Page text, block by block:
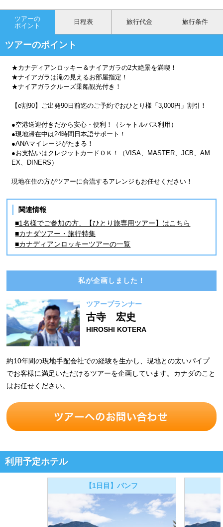
ツアーの
ポイント
日程表 旅行代金 旅行条件
ツアーのポイント
★カナディアンロッキー＆ナイアガラの2大絶景を満喫！
★ナイアガラは滝の見えるお部屋指定！
★ナイアガラクルーズ乗船観光付き！
【e割90】ご出発90日前迄のご予約でおひとり様「3,000円」割引！
●空港送迎付きだから安心・便利！（シャトルバス利用）
●現地滞在中は24時間日本語サポート！
●ANAマイレージがたまる！
●お支払いはクレジットカードＯＫ！（VISA、MASTER、JCB、AM
EX、DINERS）
現地在住の方がツアーに合流するアレンジもお任せください！
関連情報
■1名様でご参加の方、【ひとり旅専用ツアー】はこちら
■カナダツアー・旅行特集
■カナディアンロッキーツアーの一覧
私が企画しました！
ツアープランナー
古寺 宏史
HIROSHI KOTERA
約10年間の現地手配会社での経験を生かし、現地との太いパイプ
でお客様に満足いただけるツアーを企画しています。カナダのこと
はお任せください。
利用予定ホテル
【1日目】バンフ